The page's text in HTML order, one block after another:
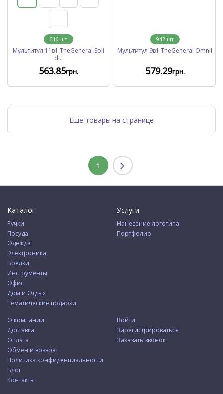
616 шт
Мультитул 11в1 TheGeneral Soli
d...
563.85грн.
942 шт
Мультитул 9в1 TheGeneral OmniI
579.29грн.
Еще товары на странице
1
Каталог
Ручки
Посуда
Одежда
Электроника
Брелки
Инструменты
Офис
Дом и Отдых
Тематические подарки
Услуги
Нанесение логотипа
Портфолио
О компании
Доставка
Оплата
Обмен и возврат
Политика конфиденциальности
Блог
Контакты
Войти
Зарегистрироваться
Заказать звонок